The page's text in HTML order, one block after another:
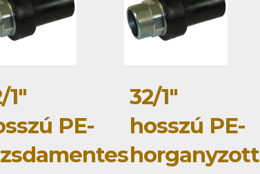
1"
PE-
32/1"
hosszú PE-
horganyzott